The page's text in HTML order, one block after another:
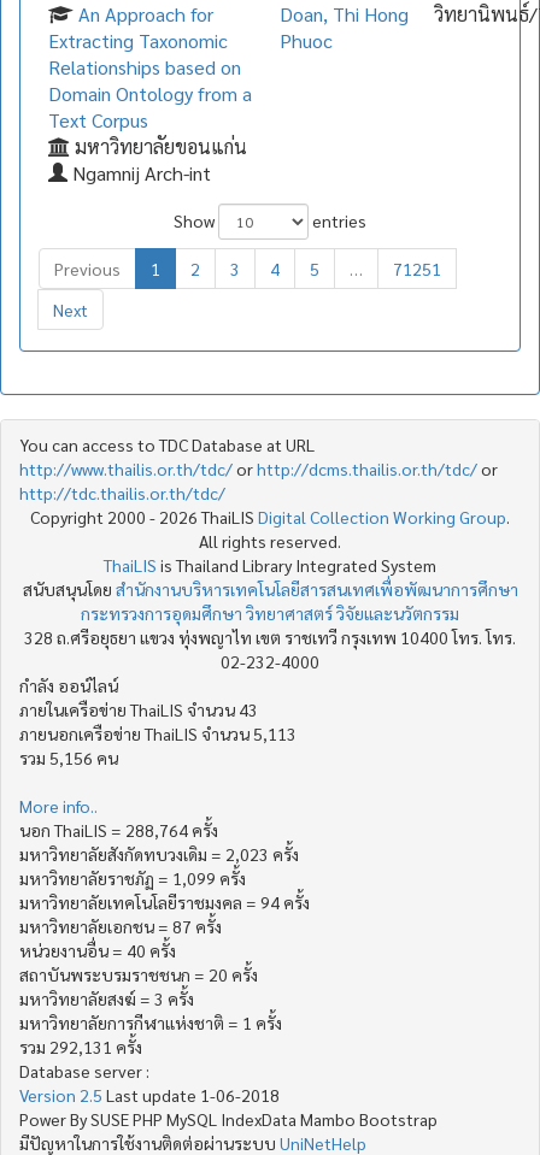
An Approach for
Extracting Taxonomic
Relationships based on
Domain Ontology from a
Text Corpus
มหาวิทยาลัยขอนแก่น
Ngamnij Arch-int
Doan, Thi Hong
Phuoc
วิทยานิพนธ์/
Show entries
Previous 1 2 3 4 5 …
71251
Next
You can access to TDC Database at URL
http://www.thailis.or.th/tdc/orhttp://dcms.thailis.or.th/tdc/or
http://tdc.thailis.or.th/tdc/
Copyright 2000 - 2026 ThaiLIS Digital Collection Working Group.
All rights reserved.
ThaiLIS is Thailand Library Integrated System
สนับสนุนโดย สำนักงานบริหารเทคโนโลยีสารสนเทศเพื่อพัฒนาการศึกษา
กระทรวงการอุดมศึกษา วิทยาศาสตร์ วิจัยและนวัตกรรม
328 ถ.ศรีอยุธยา แขวง ทุ่งพญาไท เขต ราชเทวี กรุงเทพ 10400 โทร. โทร.
02-232-4000
กำลัง ออน์ไลน์
ภายในเครือข่าย ThaiLIS จำนวน 43
ภายนอกเครือข่าย ThaiLIS จำนวน 5,113
รวม 5,156 คน
More info..
นอก ThaiLIS = 288,764 ครั้ง
มหาวิทยาลัยสังกัดทบวงเดิม = 2,023 ครั้ง
มหาวิทยาลัยราชภัฏ = 1,099 ครั้ง
มหาวิทยาลัยเทคโนโลยีราชมงคล = 94 ครั้ง
มหาวิทยาลัยเอกชน = 87 ครั้ง
หน่วยงานอื่น = 40 ครั้ง
สถาบันพระบรมราชชนก = 20 ครั้ง
มหาวิทยาลัยสงฆ์ = 3 ครั้ง
มหาวิทยาลัยการกีฬาแห่งชาติ = 1 ครั้ง
รวม 292,131 ครั้ง
Database server :
Version 2.5 Last update 1-06-2018
Power By SUSE PHP MySQL IndexData Mambo Bootstrap
มีปัญหาในการใช้งานติดต่อผ่านระบบ UniNetHelp